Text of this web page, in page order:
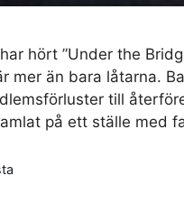
hört ”Under the
mer än bara låtarna.
till
på ett ställe med